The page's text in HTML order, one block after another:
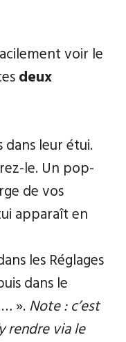
voir le
deux
leur étui.
le. Un pop-
de vos
apparaît en
les Réglages
dans le
».Note : c’est
rendre via le